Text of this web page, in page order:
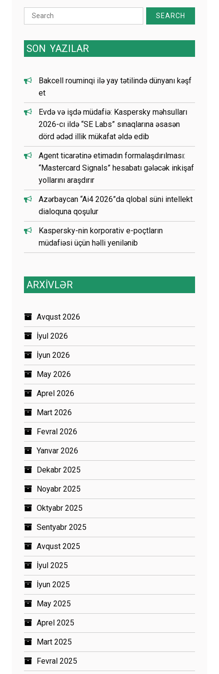
Search
for:
SON YAZILAR
Bakcell rouminqi ilə yay tətilində dünyanı kəşf
et
Evdə və işdə müdafiə: Kaspersky məhsulları
2026-cı ildə “SE Labs” sınaqlarına əsasən
dörd ədəd illik mükafat əldə edib
Agent ticarətinə etimadın formalaşdırılması:
“Mastercard Signals” hesabatı gələcək inkişaf
yollarını araşdırır
Azərbaycan “Ai4 2026”da qlobal süni intellekt
dialoquna qoşulur
Kaspersky-nin korporativ e-poçtların
müdafiəsi üçün həlli yenilənib
ARXİVLƏR
Avqust 2026
İyul 2026
İyun 2026
May 2026
Aprel 2026
Mart 2026
Fevral 2026
Yanvar 2026
Dekabr 2025
Noyabr 2025
Oktyabr 2025
Sentyabr 2025
Avqust 2025
İyul 2025
İyun 2025
May 2025
Aprel 2025
Mart 2025
Fevral 2025